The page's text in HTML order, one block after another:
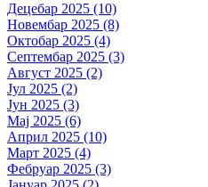
Децебар 2025 (10)
Новембар 2025 (8)
Октобар 2025 (4)
Септембар 2025 (3)
Август 2025 (2)
Јул 2025 (2)
Јун 2025 (3)
Мај 2025 (6)
Април 2025 (10)
Март 2025 (4)
Фебруар 2025 (3)